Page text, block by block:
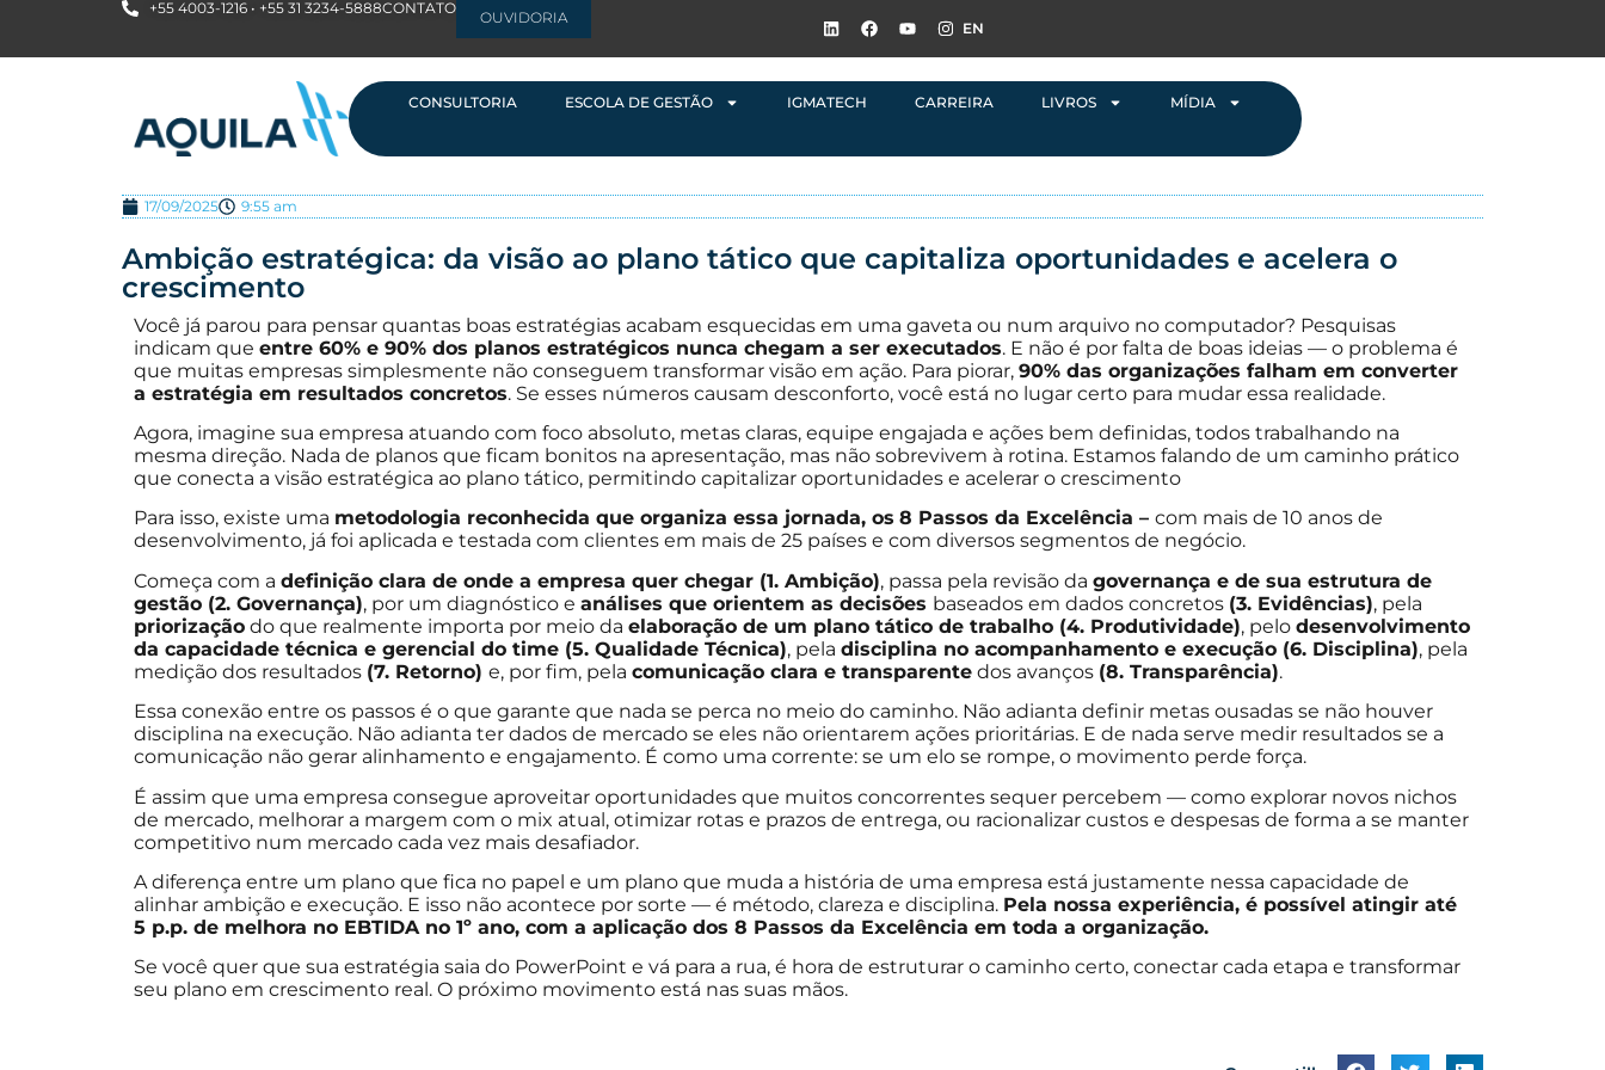
+55 4003-1216 • +55 31 3234-5888CONTATO
OUVIDORIA
EN
CONSULTORIA ESCOLA DE GESTÃO IGMATECH CARREIRA LIVROS MÍDIA
17/09/2025 9:55 am
Ambição estratégica: da visão ao plano tático que capitaliza oportunidades e acelera o
crescimento
Você já parou para pensar quantas boas estratégias acabam esquecidas em uma gaveta ou num arquivo no computador? Pesquisas
indicam que entre 60% e 90% dos planos estratégicos nunca chegam a ser executados. E não é por falta de boas ideias — o problema é
que muitas empresas simplesmente não conseguem transformar visão em ação. Para piorar, 90% das organizações falham em converter
a estratégia em resultados concretos. Se esses números causam desconforto, você está no lugar certo para mudar essa realidade.
Agora, imagine sua empresa atuando com foco absoluto, metas claras, equipe engajada e ações bem definidas, todos trabalhando na
mesma direção. Nada de planos que ficam bonitos na apresentação, mas não sobrevivem à rotina. Estamos falando de um caminho prático
que conecta a visão estratégica ao plano tático, permitindo capitalizar oportunidades e acelerar o crescimento
Para isso, existe uma metodologia reconhecida que organiza essa jornada, os 8 Passos da Excelência – com mais de 10 anos de
desenvolvimento, já foi aplicada e testada com clientes em mais de 25 países e com diversos segmentos de negócio.
Começa com a definição clara de onde a empresa quer chegar (1. Ambição), passa pela revisão da governança e de sua estrutura de
gestão (2. Governança), por um diagnóstico e análises que orientem as decisões baseados em dados concretos (3. Evidências), pela
priorização do que realmente importa por meio da elaboração de um plano tático de trabalho (4. Produtividade), pelo desenvolvimento
da capacidade técnica e gerencial do time (5. Qualidade Técnica), pela disciplina no acompanhamento e execução (6. Disciplina), pela
medição dos resultados (7. Retorno) e, por fim, pela comunicação clara e transparente dos avanços (8. Transparência).
Essa conexão entre os passos é o que garante que nada se perca no meio do caminho. Não adianta definir metas ousadas se não houver
disciplina na execução. Não adianta ter dados de mercado se eles não orientarem ações prioritárias. E de nada serve medir resultados se a
comunicação não gerar alinhamento e engajamento. É como uma corrente: se um elo se rompe, o movimento perde força.
É assim que uma empresa consegue aproveitar oportunidades que muitos concorrentes sequer percebem — como explorar novos nichos
de mercado, melhorar a margem com o mix atual, otimizar rotas e prazos de entrega, ou racionalizar custos e despesas de forma a se manter
competitivo num mercado cada vez mais desafiador.
A diferença entre um plano que fica no papel e um plano que muda a história de uma empresa está justamente nessa capacidade de
alinhar ambição e execução. E isso não acontece por sorte — é método, clareza e disciplina. Pela nossa experiência, é possível atingir até
5 p.p. de melhora no EBTIDA no 1º ano, com a aplicação dos 8 Passos da Excelência em toda a organização.
Se você quer que sua estratégia saia do PowerPoint e vá para a rua, é hora de estruturar o caminho certo, conectar cada etapa e transformar
seu plano em crescimento real. O próximo movimento está nas suas mãos.